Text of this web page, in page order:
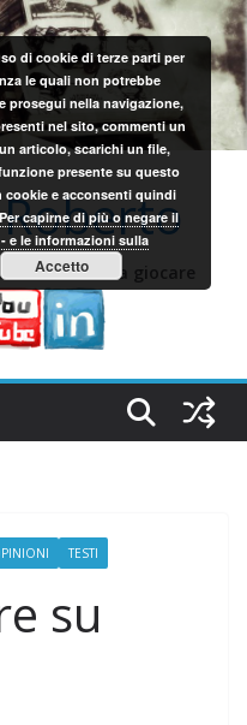
iniziano a giocare
TESTI
su
di cookie di terze parti per
le quali non potrebbe
prosegui nella navigazione,
nel sito, commenti un
articolo, scarichi un file,
presente su questo
e acconsenti quindi
Per capirne di più o negare il
e le informazioni sulla
Accetto